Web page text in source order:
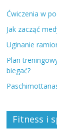
Ćwiczenia w
Jak zacząć
Uginanie
Plan
biegać?
Fitness i